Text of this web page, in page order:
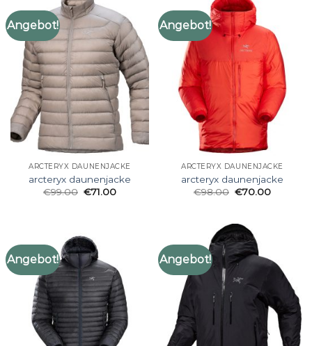
Angebot!
ARCTERYX DAUNENJACKE
arcteryx daunenjacke
€99.00 €71.00
Angebot!
ARCTERYX DAUNENJACKE
arcteryx daunenjacke
€98.00 €70.00
Angebot! Angebot!